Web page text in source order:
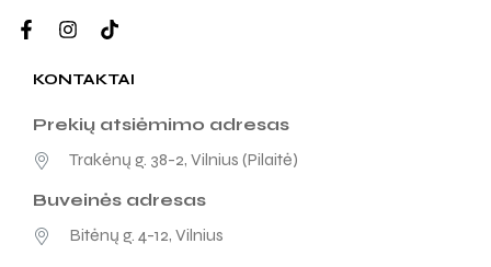
KONTAKTAI
Prekių atsiėmimo adresas
Trakėnų g. 38-2, Vilnius (Pilaitė)
Buveinės adresas
Bitėnų g. 4-12, Vilnius